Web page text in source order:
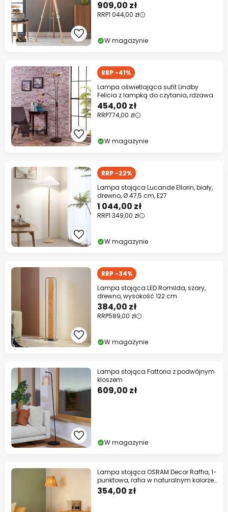
909,00 zł
RRP1 044,00 zł
W magazynie
RRP -41%
Lampa oświetlająca sufit Lindby
Felicia z lampką do czytania, rdzawa
454,00 zł
RRP774,00 zł
W magazynie
RRP -22%
Lampa stojąca Lucande Ellorin, biały,
drewno, Ø 47,5 cm, E27
1 044,00 zł
RRP1 349,00 zł
W magazynie
RRP -34%
Lampa stojąca LED Romilda, szary,
drewno, wysokość 122 cm
384,00 zł
RRP589,00 zł
W magazynie
Lampa stojąca Fattoria z podwójnym
kloszem
609,00 zł
W magazynie
Lampa stojąca OSRAM Decor Raffia, 1-
punktowa, rafia w naturalnym kolorze,
E27
354,00 zł